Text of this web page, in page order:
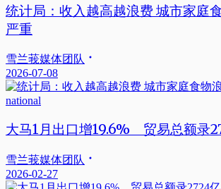
统计局：收入越高越浪费 城市家庭
严重
雪兰莪媒体团队
2026-07-08
national
大马1月出口增19.6% 贸易总额录
雪兰莪媒体团队
2026-02-27